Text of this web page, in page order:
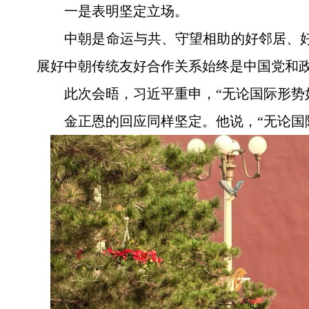
一是表明坚定立场。
中朝是命运与共、守望相助的好邻居、
展好中朝传统友好合作关系始终是中国党和
此次会晤，习近平重申，“无论国际形
金正恩的回应同样坚定。他说，“无论